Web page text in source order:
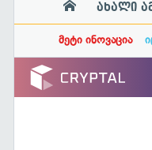
ახალი
მეტი ინოვაცია